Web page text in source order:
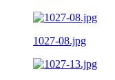
1027-08.jpg